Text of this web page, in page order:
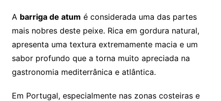
A barriga de atum é considerada uma das partes
mais nobres deste peixe. Rica em gordura natural,
apresenta uma textura extremamente macia e um
sabor profundo que a torna muito apreciada na
gastronomia mediterrânica e atlântica.
Em Portugal, especialmente nas zonas costeiras e